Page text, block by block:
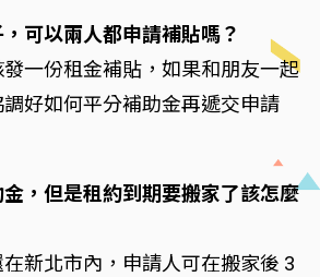
可以兩人都申請補貼嗎？
一份租金補貼，如果和朋友一起
好如何平分補助金再遞交申請
，但是租約到期要搬家了該怎麼
新北市內，申請人可在搬家後 3